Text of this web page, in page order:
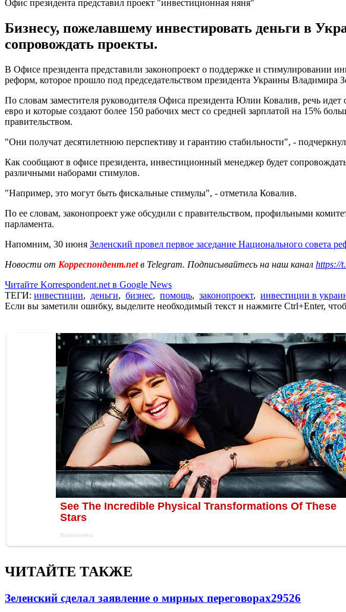
Офис президента представил проект "инвестиционная няня"
Бизнесу, пожелавшему инвестировать деньги в
сопровождать проекты.
В Офисе президента представили законопроект о поддержке и стимулировании
реформ, которое прошло под председательством президента Украины Владимира
По словам заместителя руководителя Офиса президента Юлии Ковалив, речь
евро и которые создают более 150 рабочих мест со средней зарплатой на 15%
правительством.
"Они получат десятилетнюю перспективу и гарантию стабильности", -
Как сообщают в офисе президента, инвестиционный менеджер будет
различными наборами стимулов.
"Например, это могут быть фискальные стимулы", - отметила Ковалив.
По ее словам, законопроект уже обсудили с правительством, профильными
парламента.
Напомним, 30 июня Зеленский провел первое заседание Национального совета
Новости от Корреспондент.netв Telegram. Подписывайтесь на наш канал https://
Читайте Korrespondent.net в Google News
ТЕГИ: инвестиции, деньги, бизнес, помощь, законопроект, инвестиции в
Если вы заметили ошибку, выделите необходимый текст и нажмите Ctrl+Enter,
ЧИТАЙТЕ ТАКЖЕ
Зеленский сделал заявление о мирных переговорах29526